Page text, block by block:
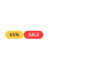
65% SALE